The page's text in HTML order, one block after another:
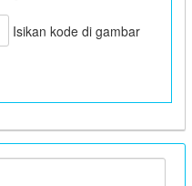
Isikan kode di gambar